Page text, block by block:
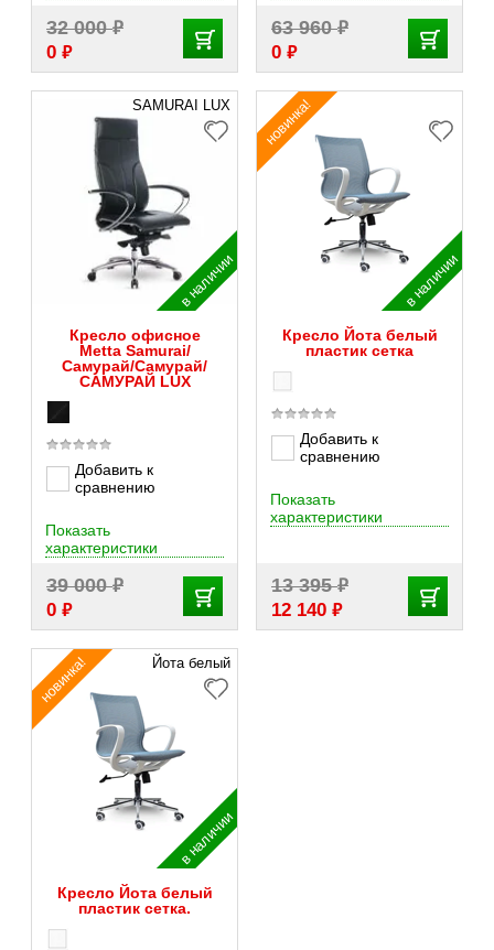
32 000₽
0 ₽
63 960₽
0 ₽
SAMURAI LUX
в наличии
Кресло офисное
Metta Samurai/
Самурай/Самурай/
САМУРАЙ LUX
Добавить к
сравнению
39 000₽
0 ₽
Показать
характеристики
в наличии
новинка!
Кресло Йота белый
пластик сетка
Добавить к
сравнению
13 395₽
12 140 ₽
Показать
характеристики
Йота белый
в наличии
новинка!
Кресло Йота белый
пластик сетка.